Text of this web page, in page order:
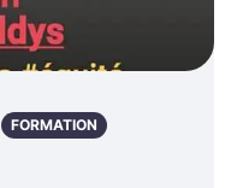
FORMATION